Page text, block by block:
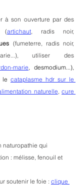
(artichaut, radis noir,
marie, desmodium...),
le cataplasme hdr sur le
naturelle, cure
naturopathie qui
: mélisse, fenouil et
soutenir le foie : clique